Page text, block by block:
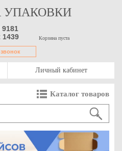
УПАКОВКИ
9181
1439
звонок
Корзина пуста
Личный кабинет
Каталог товаров